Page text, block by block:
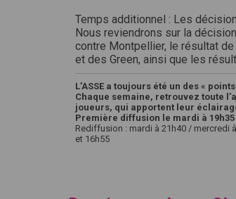
Temps additionnel : Les
Nous reviendrons sur la
contre Montpellier, le résultat
et des Green, ainsi que les
L’ASSE a toujours été un des «
Chaque semaine, retrouvez toute
joueurs, qui apportent leur
Première diffusion le mardi à
Rediffusion : mardi à 21h40 / mercredi
et 16h55